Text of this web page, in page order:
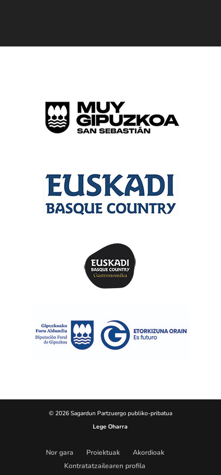
© 2026 Sagardun Partzuergo publiko-pribatua
Lege Oharra
Nor gara Proiektuak
Akordioak
Kontratatzailearen profila